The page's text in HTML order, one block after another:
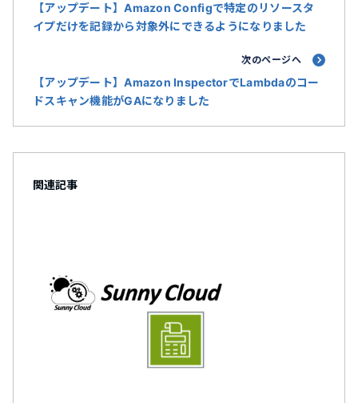
【アップデート】Amazon Configで特定のリソースタ
イプだけを記録から対象外にできるようになりました
次のページへ
【アップデート】Amazon InspectorでLambdaのコー
ドスキャン機能がGAになりました
関連記事